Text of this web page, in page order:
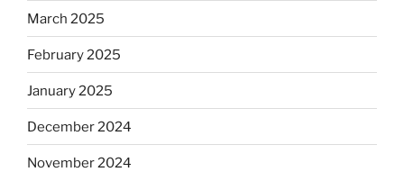
March 2025
February 2025
January 2025
December 2024
November 2024